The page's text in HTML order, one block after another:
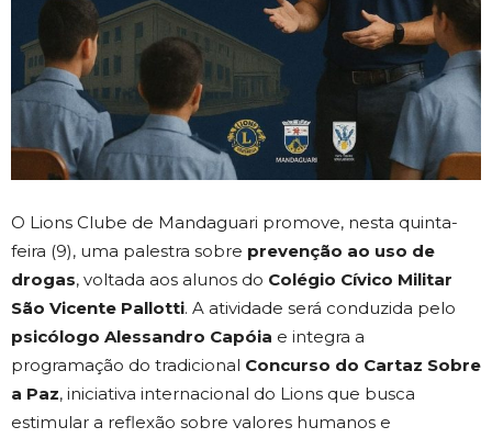
O Lions Clube de Mandaguari promove, nesta quinta-
feira (9), uma palestra sobre prevenção ao uso de
drogas, voltada aos alunos do Colégio Cívico Militar
São Vicente Pallotti. A atividade será conduzida pelo
psicólogo Alessandro Capóia e integra a
programação do tradicional Concurso do Cartaz Sobre
a Paz, iniciativa internacional do Lions que busca
estimular a reflexão sobre valores humanos e